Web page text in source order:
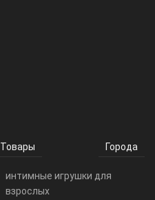
Товары Города
интимные игрушки для
взрослых